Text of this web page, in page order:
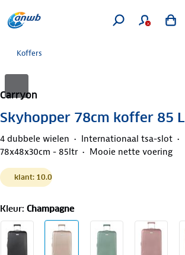
Koffers
Carryon
Skyhopper 78cm koffer 85 L
4 dubbele wielen
Internationaal tsa-slot
78x48x30cm - 85ltr
Mooie nette voering
klant: 10.0
Kleur: Champagne